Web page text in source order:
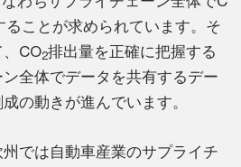
ことが求められています。そ
、CO2排出量を正確に把握する
全体でデータを共有するデー
の動きが進んでいます。
では自動車産業のサプライチ